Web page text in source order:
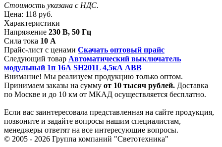
Стоимость указана с НДС.
Цена: 118 руб.
Характеристики
Напряжение 230 В, 50 Гц
Сила тока 10 А
Прайс-лист с ценами Скачать оптовый прайс
Следующий товар Автоматический выключатель
модульный 1п 16А SH201L 4,5кА ABB
Внимание! Мы реализуем продукцию только оптом.
Принимаем заказы на сумму от 10 тысяч рублей. Доставка
по Москве и до 10 км от МКАД осуществляется бесплатно.
Если вас заинтересовала представленная на сайте продукция,
позвоните и задайте вопросы нашим специалистам,
менеджеры ответят на все интересующие вопросы.
© 2005 - 2026 Группа компаний "Светотехника"